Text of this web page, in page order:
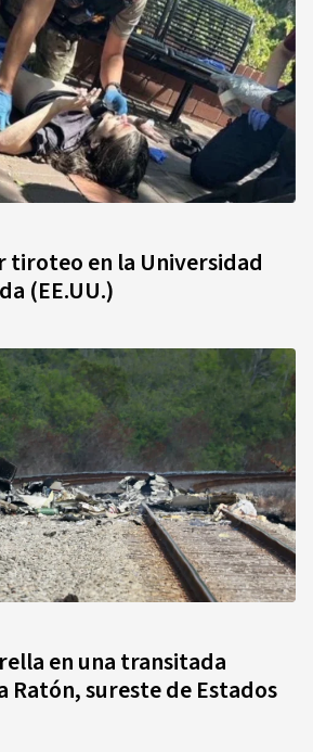
tiroteo en la Universidad
(EE.UU.)
en una transitada
Ratón, sureste de Estados